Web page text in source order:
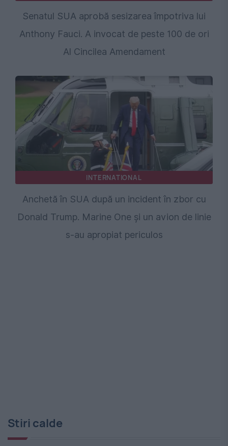
Senatul SUA aprobă sesizarea împotriva lui
Anthony Fauci. A invocat de peste 100 de ori
Al Cincilea Amendament
INTERNATIONAL
Anchetă în SUA după un incident în zbor cu
Donald Trump. Marine One și un avion de linie
s-au apropiat periculos
Stiri calde